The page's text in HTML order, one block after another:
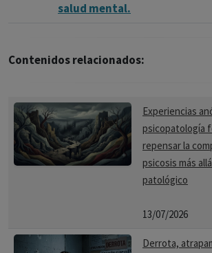
salud mental.
Contenidos relacionados:
Experiencias
psicopatología
repensar la
psicosis más
patológico
13/07/2026
Derrota,